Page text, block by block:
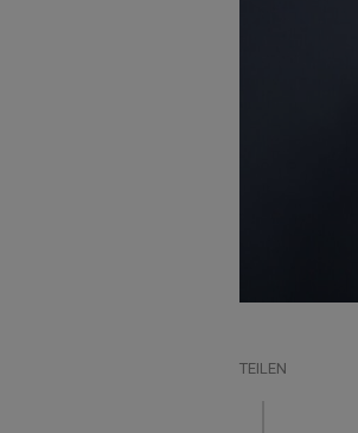
TEILEN